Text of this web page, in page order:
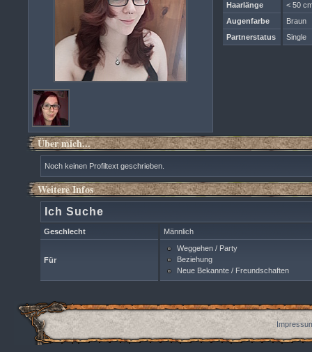
Haarlänge
< 50
Augenfarbe
Braun
Partnerstatus
Single
Über mich...
Noch keinen Profiltext geschrieben.
Weitere Infos
Ich Suche
Geschlecht Männlich
Für
Weggehen / Party
Beziehung
Neue Bekannte / Freundschaften